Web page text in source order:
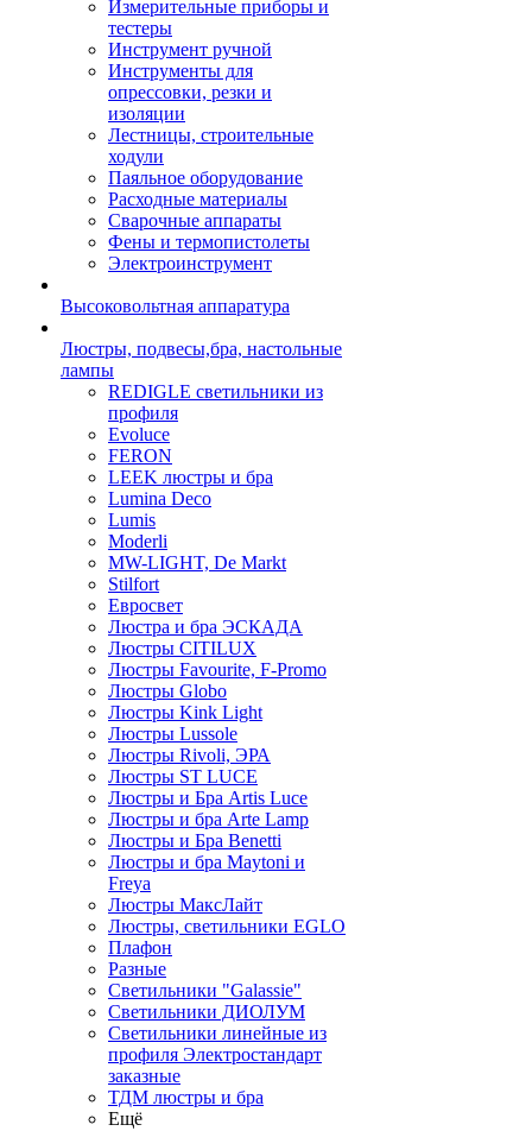
Измерительные приборы и
тестеры
Инструмент ручной
Инструменты для
опрессовки, резки и
изоляции
Лестницы, строительные
ходули
Паяльное оборудование
Расходные материалы
Сварочные аппараты
Фены и термопистолеты
Электроинструмент
Высоковольтная аппаратура
Люстры, подвесы,бра, настольные
лампы
REDIGLE светильники из
профиля
Evoluce
FERON
LEEK люстры и бра
Lumina Deco
Lumis
Moderli
MW-LIGHT, De Markt
Stilfort
Евросвет
Люстра и бра ЭСКАДА
Люстры CITILUX
Люстры Favourite, F-Promo
Люстры Globo
Люстры Kink Light
Люстры Lussole
Люстры Rivoli, ЭРА
Люстры ST LUCE
Люстры и Бра Artis Luce
Люстры и бра Arte Lamp
Люстры и Бра Benetti
Люстры и бра Maytoni и
Freya
Люстры МаксЛайт
Люстры, светильники EGLO
Плафон
Разные
Светильники "Galassie"
Светильники ДИОЛУМ
Светильники линейные из
профиля Электростандарт
заказные
ТДМ люстры и бра
Ещё